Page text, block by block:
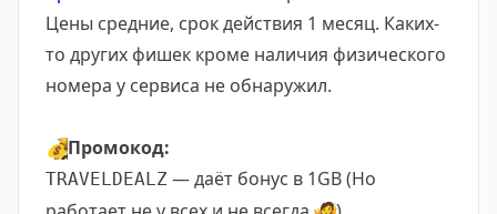
Цены средние, срок действия 1 месяц. Каких-
то других фишек кроме наличия физического
номера у сервиса не обнаружил.
💰Промокод:
TRAVELDEALZ — даёт бонус в 1GB (Но